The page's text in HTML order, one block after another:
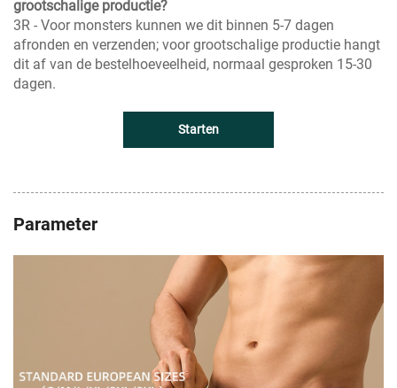
grootschalige productie?
3R - Voor monsters kunnen we dit binnen 5-7 dagen
afronden en verzenden; voor grootschalige productie hangt
dit af van de bestelhoeveelheid, normaal gesproken 15-30
dagen.
Starten
Parameter